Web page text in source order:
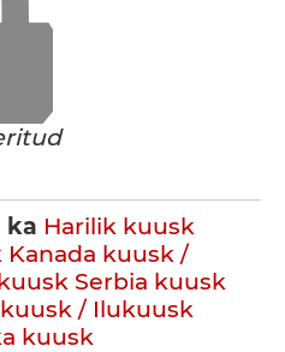
ka Harilik kuusk
Kanada kuusk /
Serbia kuusk
/ Ilukuusk
kuusk